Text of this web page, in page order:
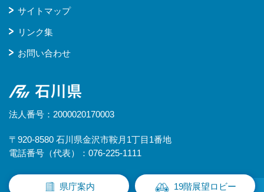
サイトマップ
リンク集
お問い合わせ
石川県
法人番号：2000020170003
〒920-8580 石川県金沢市鞍月1丁目1番地
電話番号（代表）：076-225-1111
県庁案内 19階展望ロビー